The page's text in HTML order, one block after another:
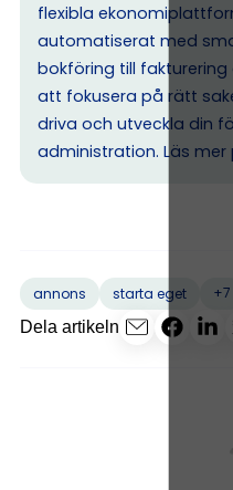
flexibla
automatiserat med
bokföring till fakturering
att fokusera på rätt
driva och utveckla din
administration. Läs mer
annons starta eget
+7
Dela artikeln